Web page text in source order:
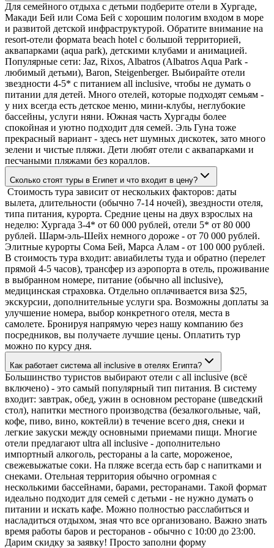
Для семейного отдыха с детьми подберите отели в Хургаде,
Макади Бей или Сома Бей с хорошим пологим входом в море
и развитой детской инфраструктурой. Обратите внимание на
resort-отели формата beach hotel с большой территорией,
аквапарками (aqua park), детскими клубами и анимацией.
Популярные сети: Jaz, Rixos, Albatros (Albatros Aqua Park -
любимый детьми), Baron, Steigenberger. Выбирайте отели
звездности 4-5* с питанием all inclusive, чтобы не думать о
питании для детей. Много отелей, которые подходят семьям -
у них всегда есть детское меню, мини-клубы, неглубокие
бассейны, услуги няни. Южная часть Хургады более
спокойная и уютно подходит для семей. Эль Гуна тоже
прекрасный вариант - здесь нет шумных дискотек, зато много
зелени и чистые пляжи. Дети любят отели с аквапарками и
песчаными пляжами без кораллов.
Сколько стоят туры в Египет и что входит в цену?
Стоимость тура зависит от нескольких факторов: даты
вылета, длительности (обычно 7-14 ночей), звездности отеля,
типа питания, курорта. Средние цены на двух взрослых на
неделю: Хургада 3-4* от 60 000 рублей, отели 5* от 80 000
рублей. Шарм-эль-Шейх немного дороже - от 70 000 рублей.
Элитные курорты Сома Бей, Марса Алам - от 100 000 рублей.
В стоимость тура входит: авиабилеты туда и обратно (перелет
прямой 4-5 часов), трансфер из аэропорта в отель, проживание
в выбранном номере, питание (обычно all inclusive),
медицинская страховка. Отдельно оплачивается виза $25,
экскурсии, дополнительные услуги spa. Возможны доплаты за
улучшение номера, выбор конкретного отеля, места в
самолете. Бронируя напрямую через нашу компанию без
посредников, вы получаете лучшие цены. Оплатить тур
можно по курсу дня.
Как работает система all inclusive в отелях Египта?
Большинство туристов выбирают отели с all inclusive (всё
включено) - это самый популярный тип питания. В систему
входит: завтрак, обед, ужин в основном ресторане (шведский
стол), напитки местного производства (безалкогольные, чай,
кофе, пиво, вино, коктейли) в течение всего дня, снеки и
легкие закуски между основными приемами пищи. Многие
отели предлагают ultra all inclusive - дополнительно
импортный алкоголь, рестораны a la carte, мороженое,
свежевыжатые соки. На пляже всегда есть бар с напитками и
снеками. Отельная территория обычно огромная с
несколькими бассейнами, барами, ресторанами. Такой формат
идеально подходит для семей с детьми - не нужно думать о
питании и искать кафе. Можно полностью расслабиться и
насладиться отдыхом, зная что все организовано. Важно знать
время работы баров и ресторанов - обычно с 10:00 до 23:00.
Дарим скидку за заявку! Просто заполни форму